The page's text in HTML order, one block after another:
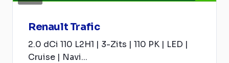
Renault Trafic
2.0 dCi 110 L2H1 | 3-Zits | 110 PK | LED |
Cruise | Navi...